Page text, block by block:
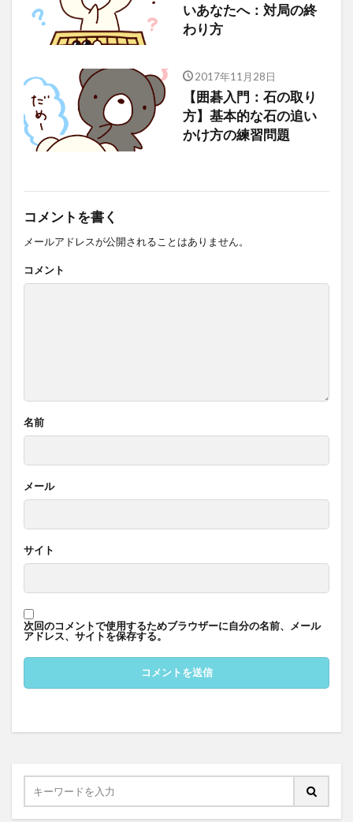
いあなたへ：対局の終
わり方
2017年11月28日
【囲碁入門：石の取り
方】基本的な石の追い
かけ方の練習問題
コメントを書く
メールアドレスが公開されることはありません。
コメント
名前
メール
サイト
次回のコメントで使用するためブラウザーに自分の名前、メール
アドレス、サイトを保存する。